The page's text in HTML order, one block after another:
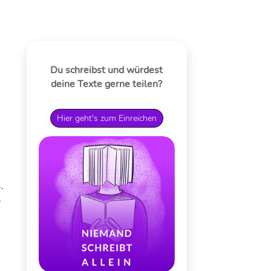
Du schreibst und würdest
deine Texte gerne teilen?
Hier geht's zum Einreichen